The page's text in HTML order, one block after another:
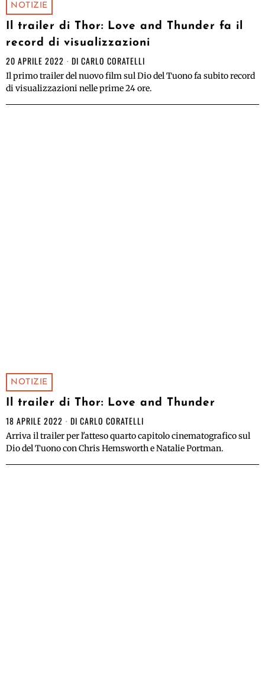
NOTIZIE
Il trailer di Thor: Love and Thunder fa il
record di visualizzazioni
20 APRILE 2022 DI CARLO CORATELLI
Il primo trailer del nuovo film sul Dio del Tuono fa subito record
di visualizzazioni nelle prime 24 ore.
NOTIZIE
Il trailer di Thor: Love and Thunder
18 APRILE 2022 DI CARLO CORATELLI
Arriva il trailer per l'atteso quarto capitolo cinematografico sul
Dio del Tuono con Chris Hemsworth e Natalie Portman.